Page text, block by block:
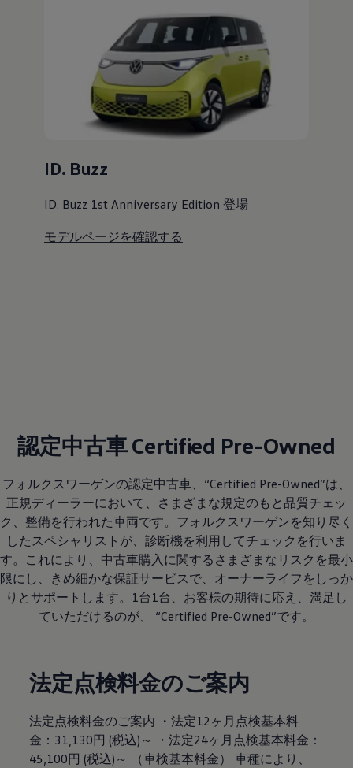
ID. Buzz
ID. Buzz 1st Anniversary Edition 登場
モデルページを確認する
認定中古車 Certified Pre-Owned
フォルクスワーゲンの認定中古車、“Certified Pre-Owned”は、
正規ディーラーにおいて、さまざまな規定のもと品質チェッ
ク、整備を行われた車両です。フォルクスワーゲンを知り尽く
したスペシャリストが、診断機を利用してチェックを行いま
す。これにより、中古車購入に関するさまざまなリスクを最小
限にし、きめ細かな保証サービスで、オーナーライフをしっか
りとサポートします。1台1台、お客様の期待に応え、満足し
ていただけるのが、 “Certified Pre-Owned”です。
法定点検料金のご案内
法定点検料金のご案内 ・法定12ヶ月点検基本料
金：31,130円 (税込)～ ・法定24ヶ月点検基本料金：
45,100円 (税込)～ （車検基本料金） 車種により、